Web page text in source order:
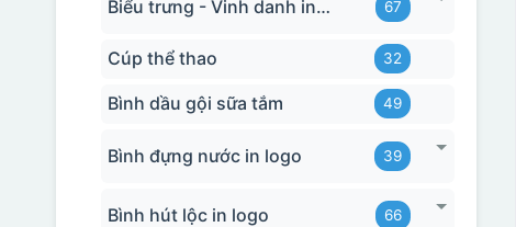
Biểu trưng - Vinh danh in logo 67
Cúp thể thao 32
Bình dầu gội sữa tắm 49
Bình đựng nước in logo 39
Bình hút lộc in logo 66